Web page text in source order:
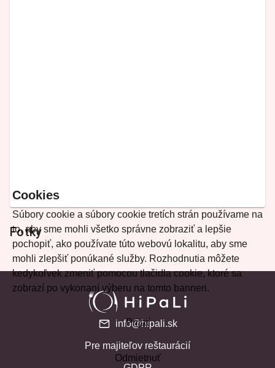
Fotky
Cookies
Súbory cookie a súbory cookie tretích strán používame na
to, aby sme mohli všetko správne zobraziť a lepšie
pochopiť, ako používate túto webovú lokalitu, aby sme
mohli zlepšiť ponúkané služby. Rozhodnutia môžete
kedykoľvek zmeniť pomocou tlačidla cookie, ktoré sa
zobrazí po vykonaní výberu na tomto banneri.
Prijať
Odmietnuť
info@hipali.sk
Pre majiteľov reštaurácií